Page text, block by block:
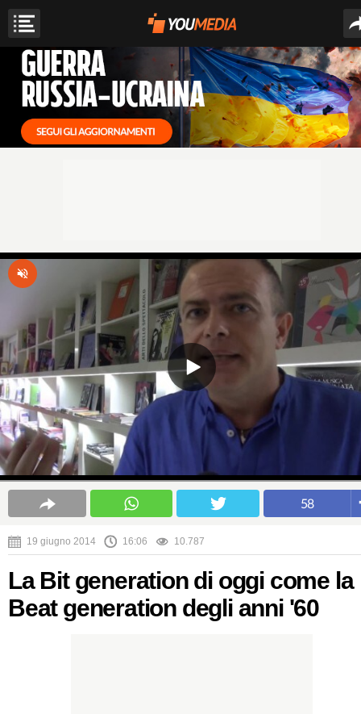
58
19 giugno 2014 16:06 10.787
La Bit generation di oggi come la
Beat generation degli anni '60